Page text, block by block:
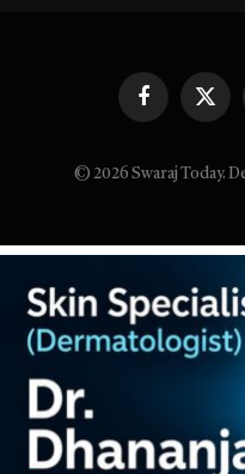
FacebookX
© 2026 Swaraj Today.